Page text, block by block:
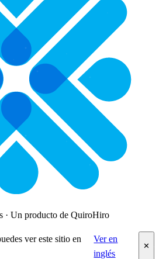
· Un producto de QuiroHiro
ver este sitio en
Ver en
inglés
✕